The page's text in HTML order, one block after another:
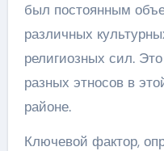
был постоянным
различных
религиозных сил.
разных этносов в
районе.
Ключевой фактор,